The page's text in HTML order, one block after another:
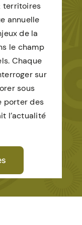
territoires
annuelle
de la
le champ
Chaque
sur
sous
porter des
l’actualité